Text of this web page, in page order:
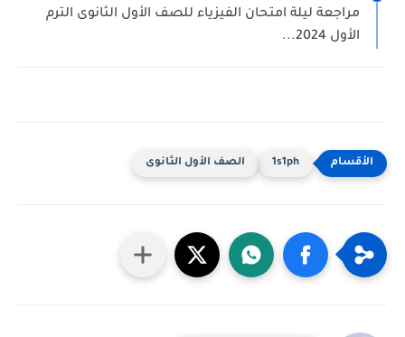
مراجعة ليلة امتحان الفيزياء للصف الأول الثانوى الترم
الأول 2024...
1s1ph الصف الأول الثانوى